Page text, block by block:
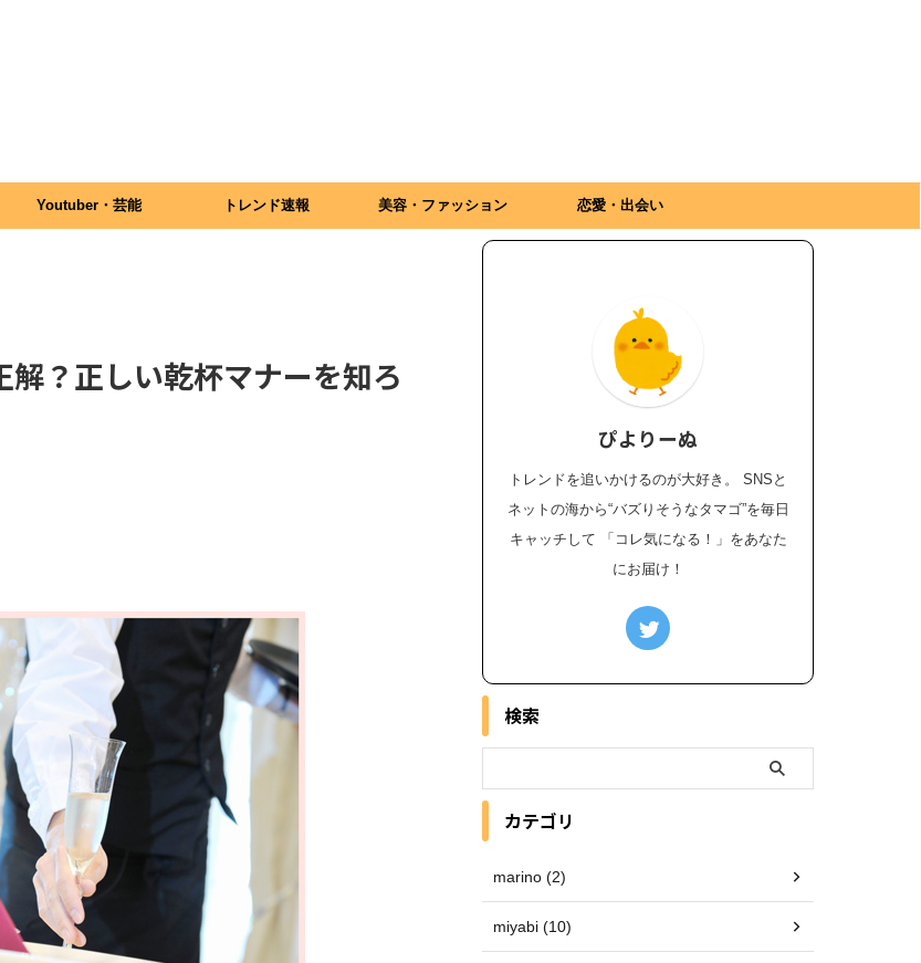
Youtuber・芸能 トレンド速報 美容・ファッション 恋愛・出会い
？正しい乾杯マナーを知ろ
ぴよりーぬ
トレンドを追いかけるのが大好き。 SNSと
ネットの海から“バズりそうなタマゴ”を毎日
キャッチして 「コレ気になる！」をあなた
にお届け！
検索
カテゴリ
marino (2)
miyabi (10)